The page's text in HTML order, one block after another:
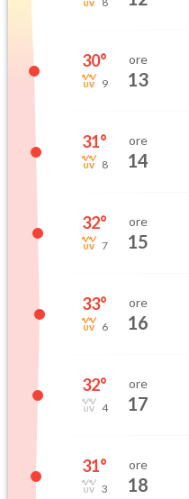
30°
9
ore
13
31°
8
ore
14
32°
7
ore
15
33°
6
ore
16
32°
4
ore
17
31°
3
ore
18